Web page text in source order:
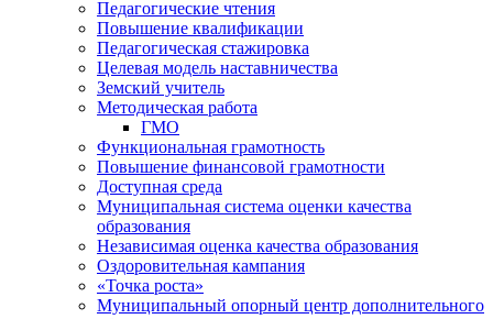
Педагогические чтения
Повышение квалификации
Педагогическая стажировка
Целевая модель наставничества
Земский учитель
Методическая работа
ГМО
Функциональная грамотность
Повышение финансовой грамотности
Доступная среда
Муниципальная система оценки качества
образования
Независимая оценка качества образования
Оздоровительная кампания
«Точка роста»
Муниципальный опорный центр дополнительного